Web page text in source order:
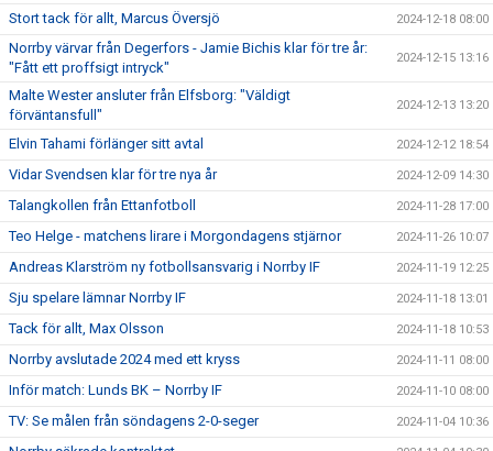
Stort tack för allt, Marcus Översjö 2024-12-18 08:00
Norrby värvar från Degerfors - Jamie Bichis klar för tre år:
"Fått ett proffsigt intryck"
2024-12-15 13:16
Malte Wester ansluter från Elfsborg: "Väldigt
förväntansfull"
2024-12-13 13:20
Elvin Tahami förlänger sitt avtal 2024-12-12 18:54
Vidar Svendsen klar för tre nya år 2024-12-09 14:30
Talangkollen från Ettanfotboll 2024-11-28 17:00
Teo Helge - matchens lirare i Morgondagens stjärnor 2024-11-26 10:07
Andreas Klarström ny fotbollsansvarig i Norrby IF 2024-11-19 12:25
Sju spelare lämnar Norrby IF 2024-11-18 13:01
Tack för allt, Max Olsson 2024-11-18 10:53
Norrby avslutade 2024 med ett kryss 2024-11-11 08:00
Inför match: Lunds BK – Norrby IF 2024-11-10 08:00
TV: Se målen från söndagens 2-0-seger 2024-11-04 10:36